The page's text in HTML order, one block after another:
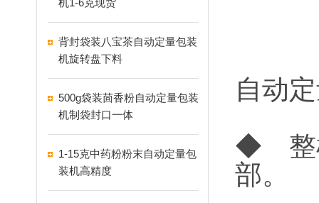
机1-6克现货
背封袋装八宝茶自动定量包装
机旋转盘下料
500g袋装茴香粉自动定量包装
机制袋封口一体
1-15克中药粉粉末自动定量包
装机高精度
自动
◆ 整
部。